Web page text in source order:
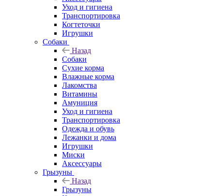
Уход и гигиена
Транспортировка
Когтеточки
Игрушки
Собаки
Назад
Собаки
Сухие корма
Влажные корма
Лакомства
Витамины
Амуниция
Уход и гигиена
Транспортировка
Одежда и обувь
Лежанки и дома
Игрушки
Миски
Аксессуары
Грызуны
Назад
Грызуны